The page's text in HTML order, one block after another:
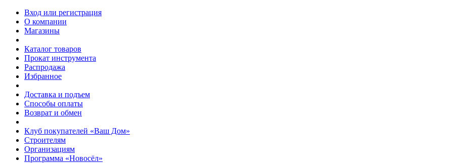
Вход или регистрация
О компании
Магазины
Каталог товаров
Прокат инструмента
Распродажа
Избранное
Доставка и подъем
Способы оплаты
Возврат и обмен
Клуб покупателей «Ваш Дом»
Строителям
Организациям
Программа «Новосёл»